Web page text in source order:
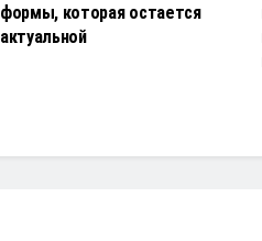
формы, которая остается
актуальной